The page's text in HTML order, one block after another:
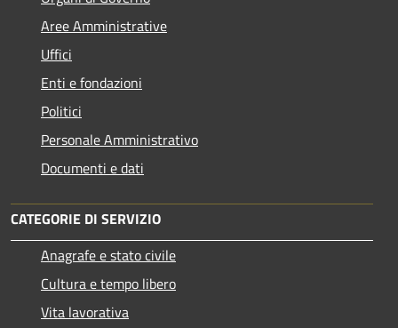
Aree Amministrative
Uffici
Enti e fondazioni
Politici
Personale Amministrativo
Documenti e dati
CATEGORIE DI SERVIZIO
Anagrafe e stato civile
Cultura e tempo libero
Vita lavorativa